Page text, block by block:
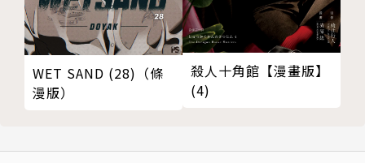
WET SAND (28)（條
漫版）
殺人十角館【漫畫版】
(4)